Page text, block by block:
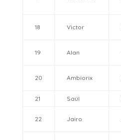
18 Victor
19 Alan
20 Ambiorix
21 Saúl
22 Jairo